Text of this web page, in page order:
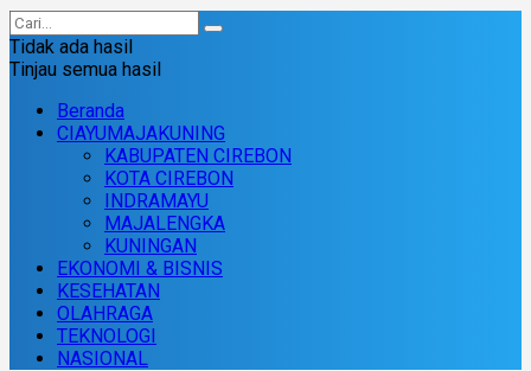
Tidak ada hasil
Tinjau semua hasil
Beranda
CIAYUMAJAKUNING
KABUPATEN CIREBON
KOTA CIREBON
INDRAMAYU
MAJALENGKA
KUNINGAN
EKONOMI & BISNIS
KESEHATAN
OLAHRAGA
TEKNOLOGI
NASIONAL